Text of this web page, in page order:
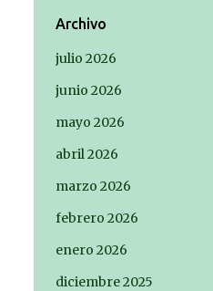
Archivo
julio 2026
junio 2026
mayo 2026
abril 2026
marzo 2026
febrero 2026
enero 2026
diciembre 2025